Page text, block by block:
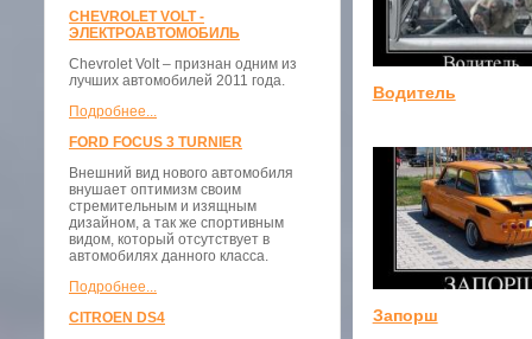
CHEVROLET VOLT -
ЭЛЕКТРОАВТОМОБИЛЬ
Chevrolet Volt – признан одним из
лучших автомобилей 2011 года.
Подробнее...
FORD FOCUS 3 TURNIER
Внешний вид нового автомобиля
внушает оптимизм своим
стремительным и изящным
дизайном, а так же спортивным
видом, который отсутствует в
автомобилях данного класса.
Подробнее...
CITROEN DS4
Водитель
Запорш